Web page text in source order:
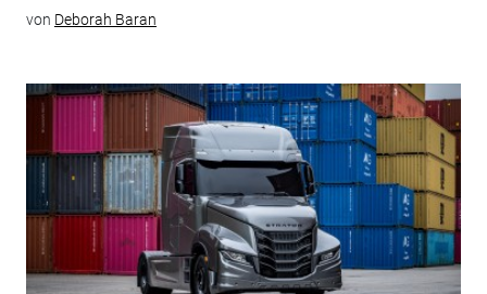
von Deborah Baran